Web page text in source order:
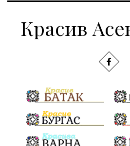
Красив